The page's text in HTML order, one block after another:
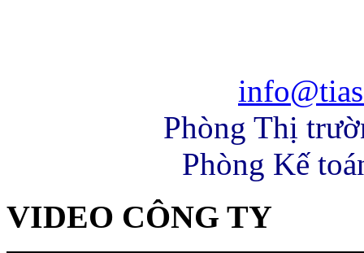
Phòng Thị
Phòng Kế
VIDEO CÔNG TY